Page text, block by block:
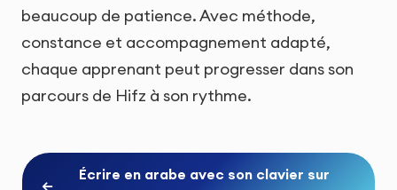
beaucoup de patience. Avec méthode,
constance et accompagnement adapté,
chaque apprenant peut progresser dans son
parcours de Hifz à son rythme.
←
Écrire en arabe avec son clavier sur